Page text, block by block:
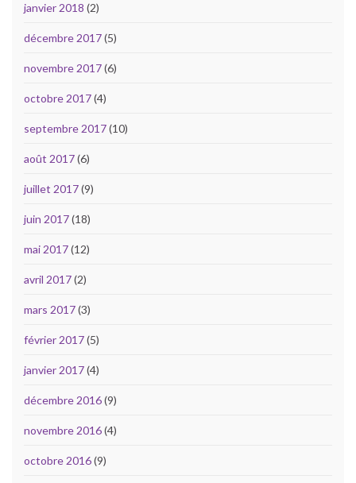
janvier 2018 (2)
décembre 2017(5)
novembre 2017(6)
octobre 2017(4)
septembre 2017(10)
août 2017(6)
juillet 2017(9)
juin 2017(18)
mai 2017(12)
avril 2017(2)
mars 2017(3)
février 2017(5)
janvier 2017(4)
décembre 2016(9)
novembre 2016(4)
octobre 2016(9)